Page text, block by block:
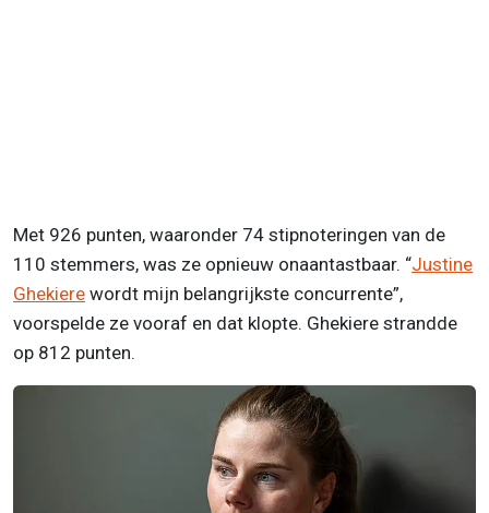
Met 926 punten, waaronder 74 stipnoteringen van de
110 stemmers, was ze opnieuw onaantastbaar. “Justine
Ghekiere wordt mijn belangrijkste concurrente”,
voorspelde ze vooraf en dat klopte. Ghekiere strandde
op 812 punten.